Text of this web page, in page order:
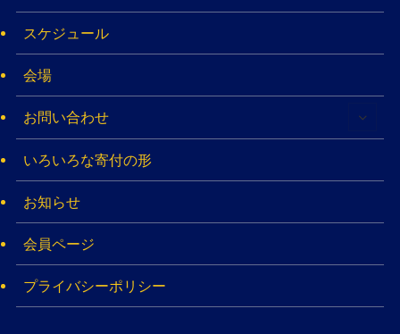
スケジュール
会場
お問い合わせ
いろいろな寄付の形
お知らせ
会員ページ
プライバシーポリシー